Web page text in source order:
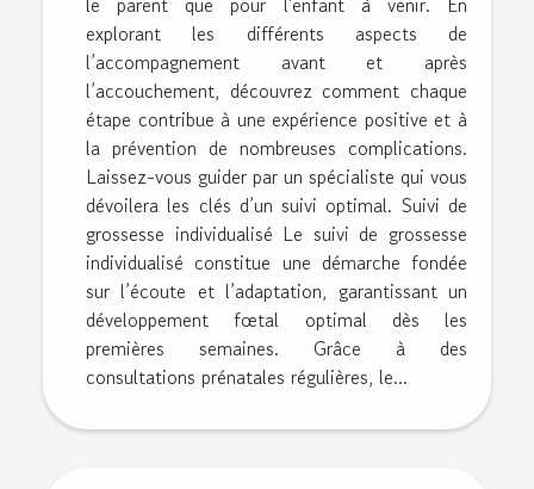
explorant les différents aspects de
l’accompagnement avant et après
l’accouchement, découvrez comment chaque
étape contribue à une expérience positive et à
la prévention de nombreuses complications.
Laissez-vous guider par un spécialiste qui vous
dévoilera les clés d’un suivi optimal. Suivi de
grossesse individualisé Le suivi de grossesse
individualisé constitue une démarche fondée
sur l’écoute et l’adaptation, garantissant un
développement fœtal optimal dès les
premières semaines. Grâce à des
consultations prénatales régulières, le...